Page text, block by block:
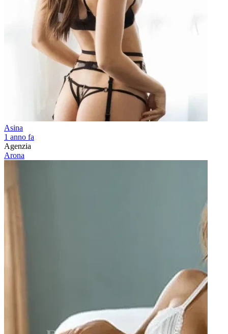
Asina
1 anno fa
Agenzia
Arona